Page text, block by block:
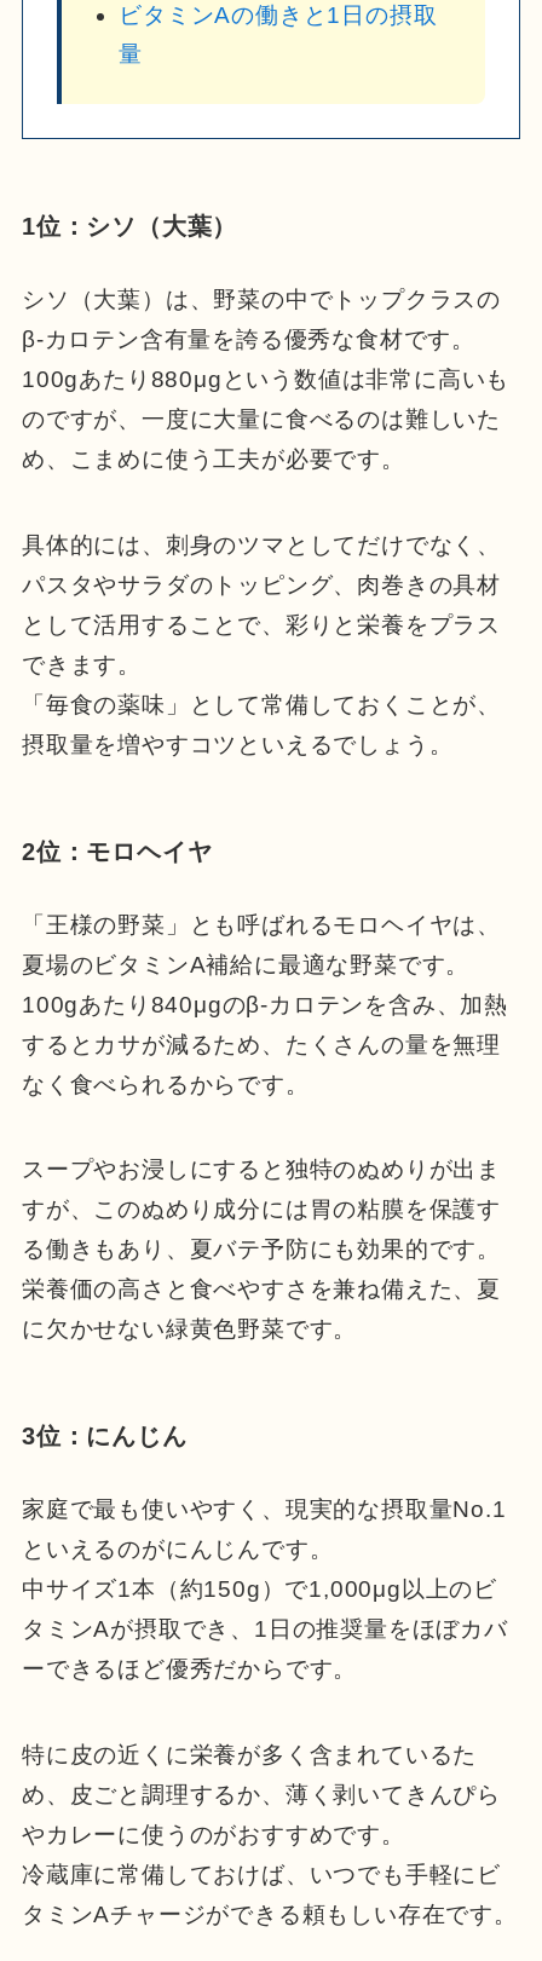
ビタミンAの働きと1日の摂取
量
1位：シソ（大葉）
シソ（大葉）は、野菜の中でトップクラスの
β-カロテン含有量を誇る優秀な食材です。
100gあたり880μgという数値は非常に高いも
のですが、一度に大量に食べるのは難しいた
め、こまめに使う工夫が必要です。
具体的には、刺身のツマとしてだけでなく、
パスタやサラダのトッピング、肉巻きの具材
として活用することで、彩りと栄養をプラス
できます。
「毎食の薬味」として常備しておくことが、
摂取量を増やすコツといえるでしょう。
2位：モロヘイヤ
「王様の野菜」とも呼ばれるモロヘイヤは、
夏場のビタミンA補給に最適な野菜です。
100gあたり840μgのβ-カロテンを含み、加熱
するとカサが減るため、たくさんの量を無理
なく食べられるからです。
スープやお浸しにすると独特のぬめりが出ま
すが、このぬめり成分には胃の粘膜を保護す
る働きもあり、夏バテ予防にも効果的です。
栄養価の高さと食べやすさを兼ね備えた、夏
に欠かせない緑黄色野菜です。
3位：にんじん
家庭で最も使いやすく、現実的な摂取量No.1
といえるのがにんじんです。
中サイズ1本（約150g）で1,000μg以上のビ
タミンAが摂取でき、1日の推奨量をほぼカバ
ーできるほど優秀だからです。
特に皮の近くに栄養が多く含まれているた
め、皮ごと調理するか、薄く剥いてきんぴら
やカレーに使うのがおすすめです。
冷蔵庫に常備しておけば、いつでも手軽にビ
タミンAチャージができる頼もしい存在です。